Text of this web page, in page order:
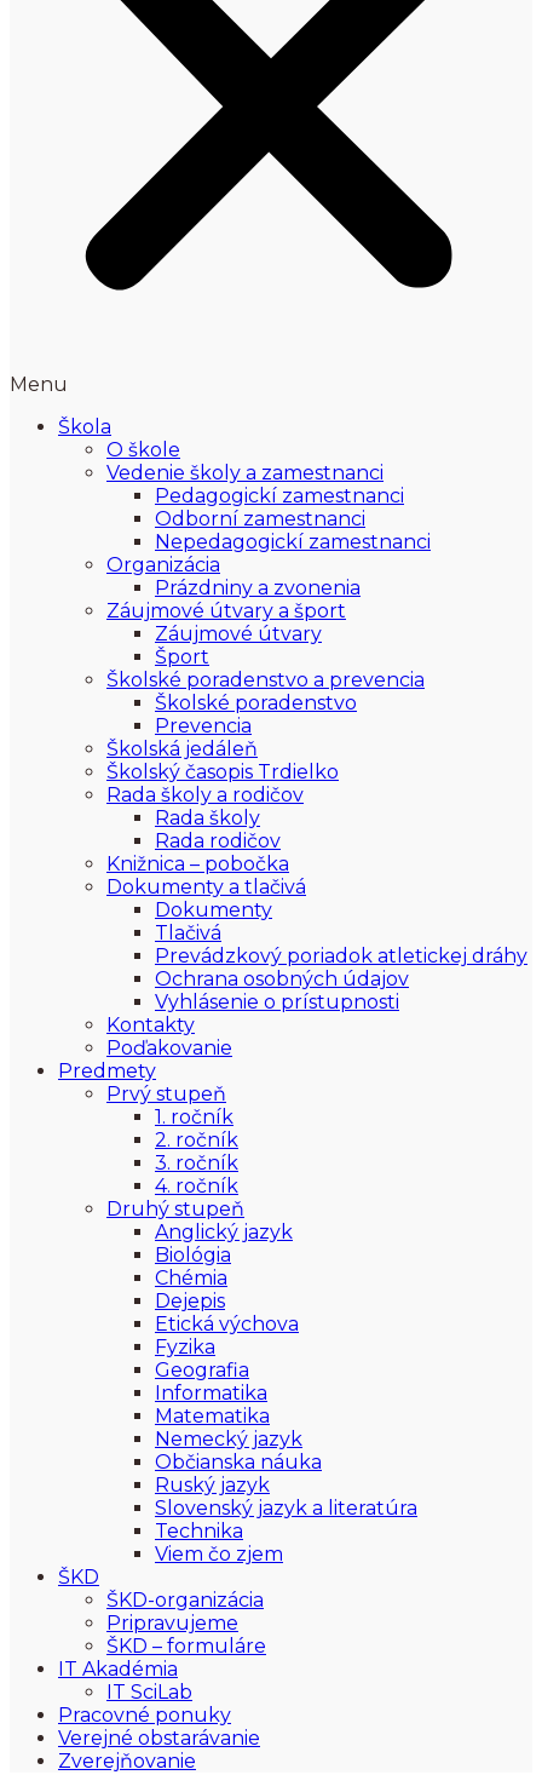
Menu
Škola
O škole
Vedenie školy a zamestnanci
Pedagogickí zamestnanci
Odborní zamestnanci
Nepedagogickí zamestnanci
Organizácia
Prázdniny a zvonenia
Záujmové útvary a šport
Záujmové útvary
Šport
Školské poradenstvo a prevencia
Školské poradenstvo
Prevencia
Školská jedáleň
Školský časopis Trdielko
Rada školy a rodičov
Rada školy
Rada rodičov
Knižnica – pobočka
Dokumenty a tlačivá
Dokumenty
Tlačivá
Prevádzkový poriadok atletickej dráhy
Ochrana osobných údajov
Vyhlásenie o prístupnosti
Kontakty
Poďakovanie
Predmety
Prvý stupeň
1. ročník
2. ročník
3. ročník
4. ročník
Druhý stupeň
Anglický jazyk
Biológia
Chémia
Dejepis
Etická výchova
Fyzika
Geografia
Informatika
Matematika
Nemecký jazyk
Občianska náuka
Ruský jazyk
Slovenský jazyk a literatúra
Technika
Viem čo zjem
ŠKD
ŠKD-organizácia
Pripravujeme
ŠKD – formuláre
IT Akadémia
IT SciLab
Pracovné ponuky
Verejné obstarávanie
Zverejňovanie